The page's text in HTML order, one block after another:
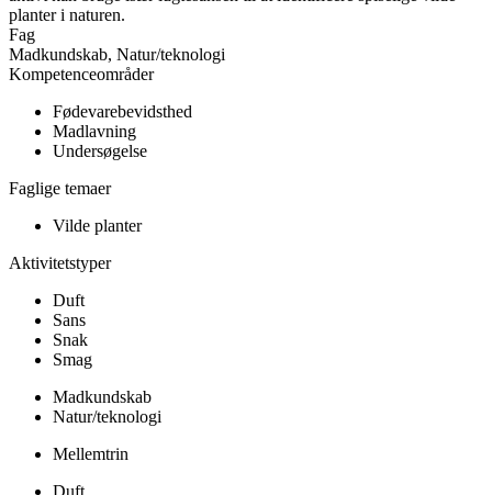
planter i naturen.
Fag
Madkundskab, Natur/teknologi
Kompetenceområder
Fødevarebevidsthed
Madlavning
Undersøgelse
Faglige temaer
Vilde planter
Aktivitetstyper
Duft
Sans
Snak
Smag
Madkundskab
Natur/teknologi
Mellemtrin
Duft